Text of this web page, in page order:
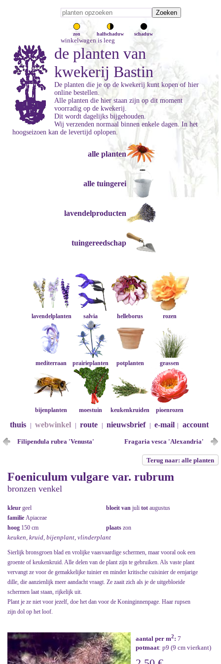
zon halfschaduw schaduw
winkelwagen is leeg
de planten van
kwekerij Bastin
De planten die je op de kwekerij kunt kopen of hier
online bestellen.
Alle planten die hier staan zijn op dit moment
voorradig op de kwekerij.
Dit wordt dagelijks bijgehouden.
Wij verzenden normaal binnen enkele dagen. In het
hoogseizoen kan de levertijd oplopen.
alle planten
alle tuingerei
lavendelproducten
tuingereedschap
lavendelplanten salvia helleborus rozen
mediterraan prairieplanten potplanten grassen
bijenplanten moestuin keukenkruiden pioenrozen
thuis webwinkel route nieuwsbrief e-mail account
Filipendula rubra 'Venusta' Fragaria vesca 'Alexandria'
Terug naar: alle planten
Foeniculum vulgare var. rubrum
bronzen venkel
kleur geel bloeit van juli tot augustus
familie Apiaceae
hoog 150 cm plaats zon
keuken, kruid, bijenplant, vlinderplant
Sierlijk bronsgroen blad en vrolijke vaasvaardige schermen, maar vooral ook een
groente of keukenkruid. Alle delen van de plant zijn te gebruiken. Als vaste plant
vervangt ze voor de gemakkelijke tuinier en minder kritische cuisinier de eenjarige
dille, die aanzienlijk meer aandacht vraagt. Ze zaait zich als je de uitgebloeide
schermen laat staan, rijkelijk uit.
Plant je ze niet voor jezelf, doe het dan voor de Koninginnenpage. Haar rupsen
zijn dol op het loof.
aantal per m2: 7
potmaat: p9 (9 cm vierkant)